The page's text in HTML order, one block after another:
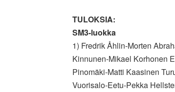
TULOKSIA:
SM3-luokka
1) Fredrik Åhlin-Morten
Kinnunen-Mikael Korhonen
Pinomäki-Matti Kaasinen
Vuorisalo-Eetu-Pekka